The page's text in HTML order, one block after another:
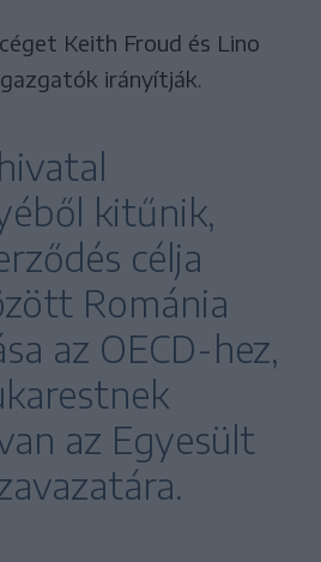
Keith Froud és Lino
irányítják.
kitűnik,
célja
Románia
az OECD-hez,
az Egyesült